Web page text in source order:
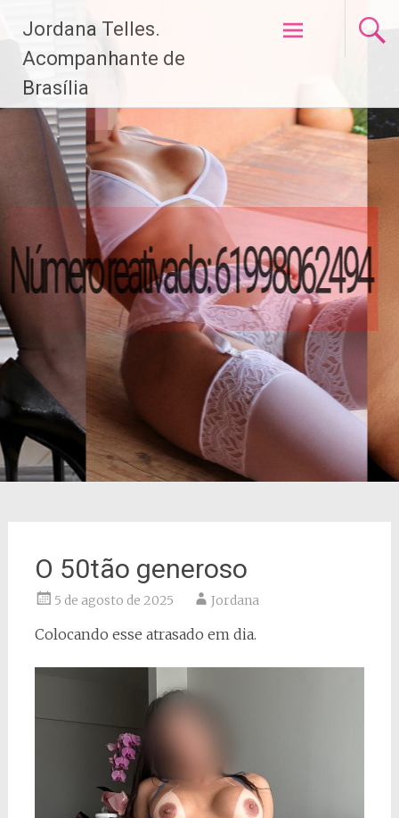
paraJordana Telles.
Acompanhante de
Brasília
O 50tão generoso
5 de agosto de 2025 Jordana
Colocando esse atrasado em dia.